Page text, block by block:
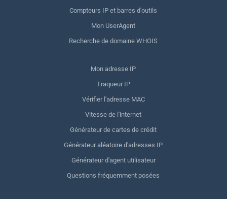
Compteurs IP et barres d'outils
Mon UserAgent
Recherche de domaine WHOIS
Mon adresse IP
Traqueur IP
Vérifier l'adresse MAC
Vitesse de l'internet
Générateur de cartes de crédit
Générateur aléatoire d'adresses IP
Générateur d'agent utilisateur
Questions fréquemment posées